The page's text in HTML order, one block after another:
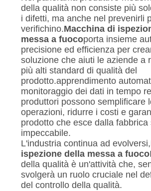
della qualità non consiste più
i difetti, ma anche nel prevenirli
verifichino.Macchina di
messa a fuocoporta insieme
precisione ed efficienza per
soluzione che aiuti le aziende a
più alti standard di qualità del
prodotto.apprendimento
monitoraggio dei dati in tempo
produttori possono semplificare
operazioni, ridurre i costi e
prodotto che esce dalla fabbrica
impeccabile.
L'industria continua ad evolversi,
ispezione della messa a fuoco
della qualità è un'attività che,
svolgerà un ruolo cruciale nel
del controllo della qualità.